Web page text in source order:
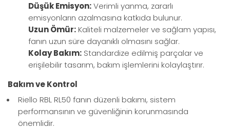
Düşük Emisyon:Verimli yanma, zararlı
emisyonların azalmasına katkıda bulunur.
Uzun Ömür: Kaliteli malzemeler ve sağlam yapısı,
fanın uzun süre dayanıklı olmasını sağlar.
Kolay Bakım: Standardize edilmiş parçalar ve
erişilebilir tasarım, bakım işlemlerini kolaylaştırır.
Bakım ve Kontrol
Riello RBL RL50 fanın düzenli bakımı, sistem
performansının ve güvenliğinin korunmasında
önemlidir.